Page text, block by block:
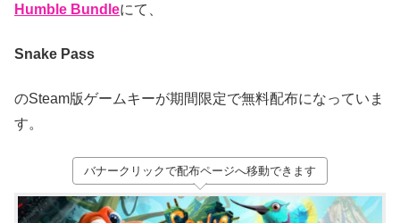
Humble Bundleにて、
Snake Pass
のSteam版ゲームキーが期間限定で無料配布になっていま
す。
バナークリックで配布ページへ移動できます